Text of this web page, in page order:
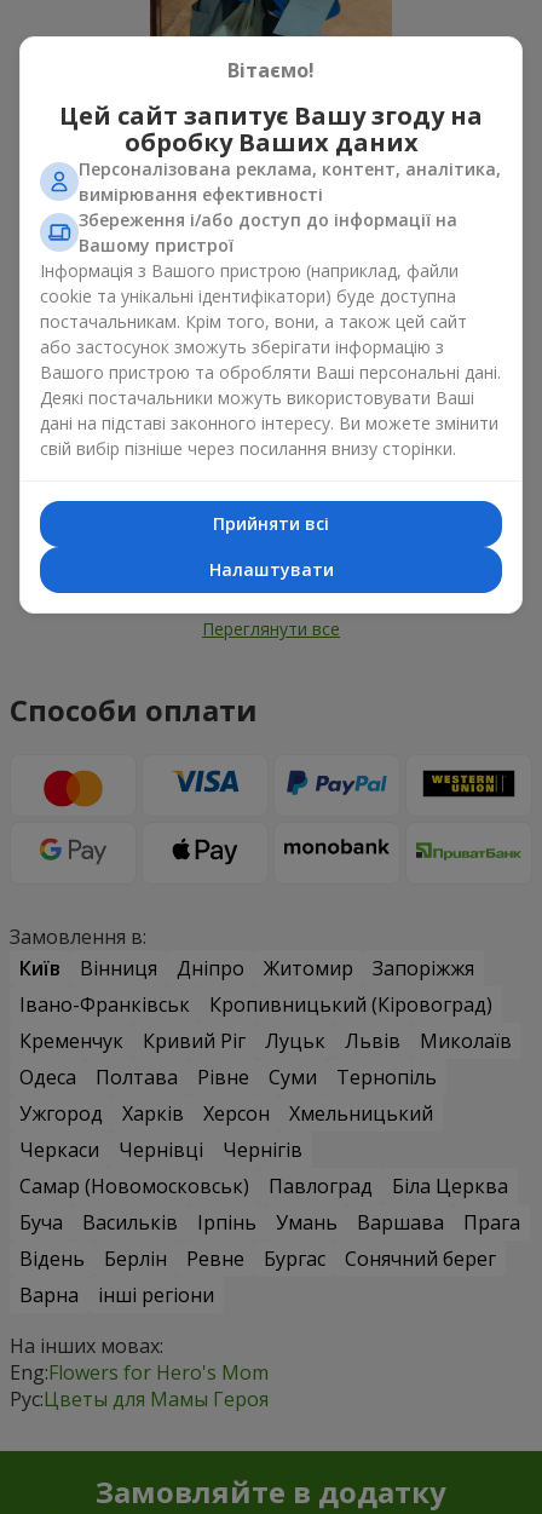
Усі фото доставок
Замовити цей товар
Наші клієнти
Переглянути все
Способи оплати
Замовлення в:
Київ
Вінниця Дніпро Житомир
Запоріжжя
Івано-Франківськ
Кропивницький (Кіровоград)
Кременчук
Кривий Ріг Луцьк Львів
Миколаїв
Одеса
Полтава Рівне Суми
Тернопіль
Ужгород
Харків Херсон
Хмельницький
Черкаси
Чернівці
Чернігів
Самар (Новомосковськ)
Павлоград
Біла Церква
Буча
Васильків Ірпінь Умань Варшава
Прага
Відень
Берлін Ревне Бургас
Сонячний берег
Варна
інші регіони
На інших мовах:
Eng:Flowers for Hero's Mom
Рус:Цветы для Мамы Героя
Замовляйте в додатку
Вітаємо!
Цей сайт запитує Вашу згоду на
обробку Ваших даних
Персоналізована реклама, контент, аналітика,
вимірювання ефективності
Збереження і/або доступ до інформації на
Вашому пристрої
Інформація з Вашого пристрою (наприклад, файли
cookie та унікальні ідентифікатори) буде доступна
постачальникам. Крім того, вони, а також цей сайт
або застосунок зможуть зберігати інформацію з
Вашого пристрою та обробляти Ваші персональні дані.
Деякі постачальники можуть використовувати Ваші
дані на підставі законного інтересу. Ви можете змінити
свій вибір пізніше через посилання внизу сторінки.
Прийняти всі
Налаштувати